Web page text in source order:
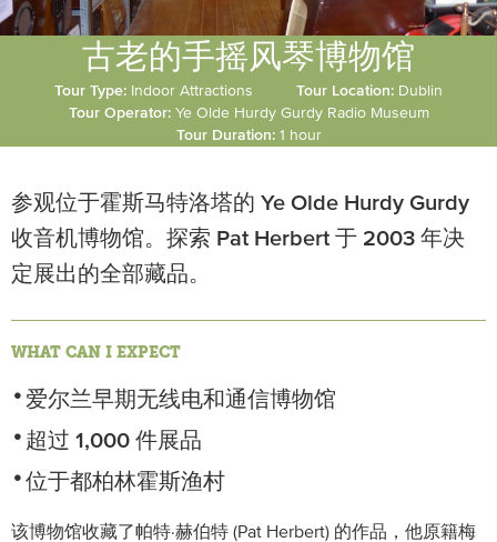
古老的手摇风琴博物馆
Tour Type: Indoor Attractions Tour Location: Dublin
Tour Operator: Ye Olde Hurdy Gurdy Radio Museum
Tour Duration: 1 hour
参观位于霍斯马特洛塔的 Ye Olde Hurdy Gurdy
收音机博物馆。探索 Pat Herbert 于 2003 年决
定展出的全部藏品。
WHAT CAN I EXPECT
爱尔兰早期无线电和通信博物馆
超过 1,000 件展品
位于都柏林霍斯渔村
该博物馆收藏了帕特·赫伯特 (Pat Herbert) 的作品，他原籍梅